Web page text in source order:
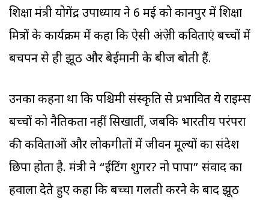
शिक्षा मंत्री योगेंद्र उपाध्याय ने 6 मई को कानपुर में शिक्षा
मित्रों के कार्यक्रम में कहा कि ऐसी अंग्रेज़ी कविताएं बच्चों में
बचपन से ही झूठ और बेईमानी के बीज बोती हैं.
उनका कहना था कि पश्चिमी संस्कृति से प्रभावित ये राइम्स
बच्चों को नैतिकता नहीं सिखातीं, जबकि भारतीय परंपरा
की कविताओं और लोकगीतों में जीवन मूल्यों का संदेश
छिपा होता है. मंत्री ने “ईटिंग शुगर? नो पापा” संवाद का
हवाला देते हुए कहा कि बच्चा गलती करने के बाद झूठ